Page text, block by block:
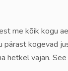
me kõik kogu
pärast kogevad
hetkel vajan.